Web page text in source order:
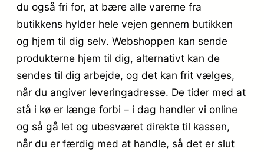
du også fri for, at bære alle varerne fra
butikkens hylder hele vejen gennem butikken
og hjem til dig selv. Webshoppen kan sende
produkterne hjem til dig, alternativt kan de
sendes til dig arbejde, og det kan frit vælges,
når du angiver leveringadresse. De tider med at
stå i kø er længe forbi – i dag handler vi online
og så gå let og ubesværet direkte til kassen,
når du er færdig med at handle, så det er slut